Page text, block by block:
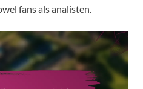
fans als analisten.